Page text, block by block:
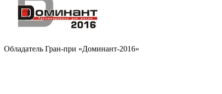
Обладатель Гран-при «Доминант-2016»